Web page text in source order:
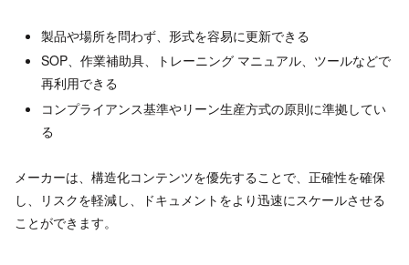
製品や場所を問わず、形式を容易に更新できる
SOP、作業補助具、トレーニング マニュアル、ツールなどで
再利用できる
コンプライアンス基準やリーン生産方式の原則に準拠してい
る
メーカーは、構造化コンテンツを優先することで、正確性を確保
し、リスクを軽減し、ドキュメントをより迅速にスケールさせる
ことができます。